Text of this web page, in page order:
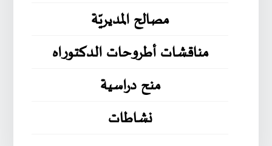
مصالح المديريّة
مناقشات أطروحات الدكتوراه
منح دراسية
نشاطات